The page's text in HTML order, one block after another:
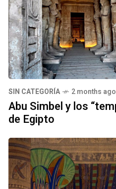
SIN CATEGORÍA 2 months ago
Abu Simbel y los
de Egipto